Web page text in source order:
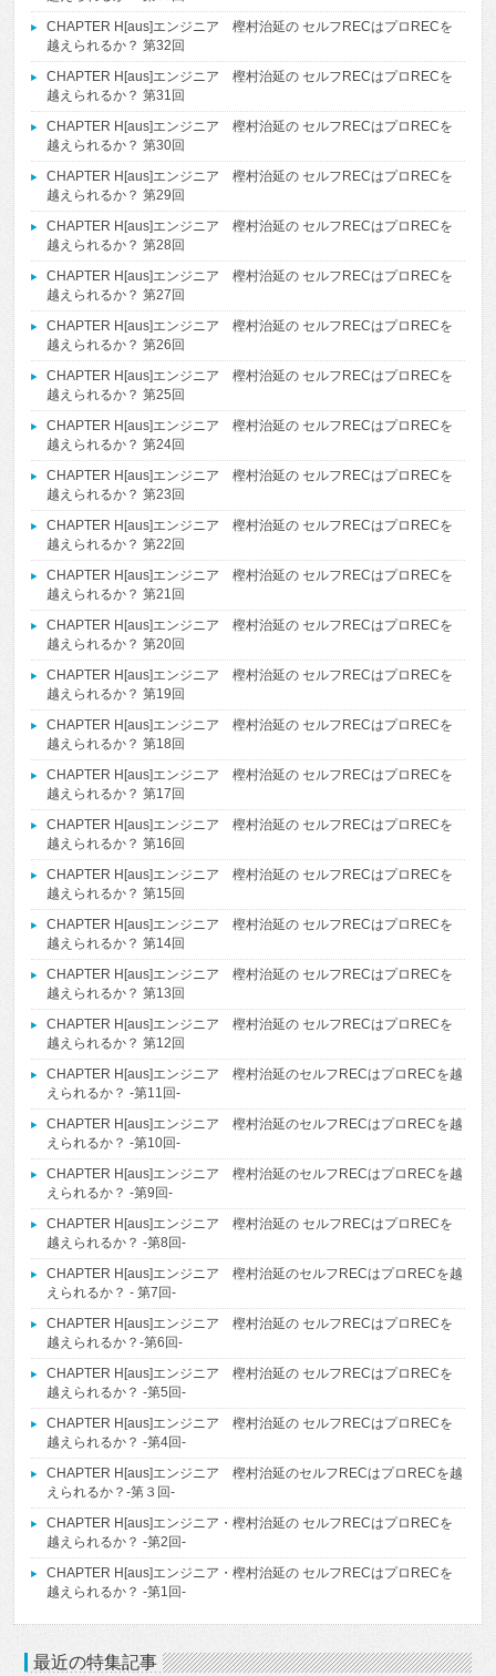
CHAPTER H[aus]エンジニア 樫村治延の セルフRECはプロRECを
越えられるか？ 第32回
CHAPTER H[aus]エンジニア 樫村治延の セルフRECはプロRECを
越えられるか？ 第31回
CHAPTER H[aus]エンジニア 樫村治延の セルフRECはプロRECを
越えられるか？ 第30回
CHAPTER H[aus]エンジニア 樫村治延の セルフRECはプロRECを
越えられるか？ 第29回
CHAPTER H[aus]エンジニア 樫村治延の セルフRECはプロRECを
越えられるか？ 第28回
CHAPTER H[aus]エンジニア 樫村治延の セルフRECはプロRECを
越えられるか？ 第27回
CHAPTER H[aus]エンジニア 樫村治延の セルフRECはプロRECを
越えられるか？ 第26回
CHAPTER H[aus]エンジニア 樫村治延の セルフRECはプロRECを
越えられるか？ 第25回
CHAPTER H[aus]エンジニア 樫村治延の セルフRECはプロRECを
越えられるか？ 第24回
CHAPTER H[aus]エンジニア 樫村治延の セルフRECはプロRECを
越えられるか？ 第23回
CHAPTER H[aus]エンジニア 樫村治延の セルフRECはプロRECを
越えられるか？ 第22回
CHAPTER H[aus]エンジニア 樫村治延の セルフRECはプロRECを
越えられるか？ 第21回
CHAPTER H[aus]エンジニア 樫村治延の セルフRECはプロRECを
越えられるか？ 第20回
CHAPTER H[aus]エンジニア 樫村治延の セルフRECはプロRECを
越えられるか？ 第19回
CHAPTER H[aus]エンジニア 樫村治延の セルフRECはプロRECを
越えられるか？ 第18回
CHAPTER H[aus]エンジニア 樫村治延の セルフRECはプロRECを
越えられるか？ 第17回
CHAPTER H[aus]エンジニア 樫村治延の セルフRECはプロRECを
越えられるか？ 第16回
CHAPTER H[aus]エンジニア 樫村治延の セルフRECはプロRECを
越えられるか？ 第15回
CHAPTER H[aus]エンジニア 樫村治延の セルフRECはプロRECを
越えられるか？ 第14回
CHAPTER H[aus]エンジニア 樫村治延の セルフRECはプロRECを
越えられるか？ 第13回
CHAPTER H[aus]エンジニア 樫村治延の セルフRECはプロRECを
越えられるか？ 第12回
CHAPTER H[aus]エンジニア 樫村治延のセルフRECはプロRECを越
えられるか？ -第11回-
CHAPTER H[aus]エンジニア 樫村治延のセルフRECはプロRECを越
えられるか？ -第10回-
CHAPTER H[aus]エンジニア 樫村治延のセルフRECはプロRECを越
えられるか？ -第9回-
CHAPTER H[aus]エンジニア 樫村治延の セルフRECはプロRECを
越えられるか？ -第8回-
CHAPTER H[aus]エンジニア 樫村治延のセルフRECはプロRECを越
えられるか？ - 第7回-
CHAPTER H[aus]エンジニア 樫村治延の セルフRECはプロRECを
越えられるか？-第6回-
CHAPTER H[aus]エンジニア 樫村治延の セルフRECはプロRECを
越えられるか？ -第5回-
CHAPTER H[aus]エンジニア 樫村治延の セルフRECはプロRECを
越えられるか？ -第4回-
CHAPTER H[aus]エンジニア 樫村治延のセルフRECはプロRECを越
えられるか？-第３回-
CHAPTER H[aus]エンジニア・樫村治延の セルフRECはプロRECを
越えられるか？ -第2回-
CHAPTER H[aus]エンジニア・樫村治延の セルフRECはプロRECを
越えられるか？ -第1回-
最近の特集記事